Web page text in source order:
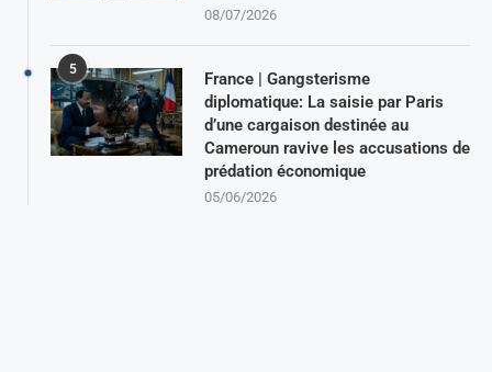
08/07/2026
5
France | Gangsterisme
diplomatique: La saisie par Paris
d’une cargaison destinée au
Cameroun ravive les accusations de
prédation économique
05/06/2026